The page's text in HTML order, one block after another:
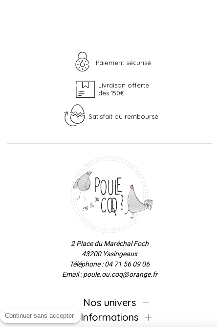
Paiement sécurisé
Livraison offerte
dès 150€
Satisfait ou remboursé
2 Place du Maréchal Foch
43200 Yssingeaux
Téléphone : 04 71 56 09 06
Email : poule.ou.coq@orange.fr
Nos univers
Informations
Continuer sans accepter